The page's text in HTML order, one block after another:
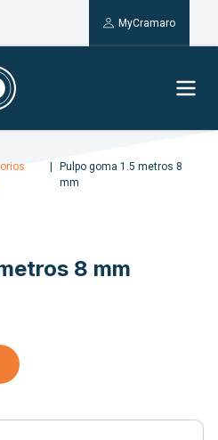
MyCramaro
Pulpo goma 1.5 metros 8
mm
8 mm